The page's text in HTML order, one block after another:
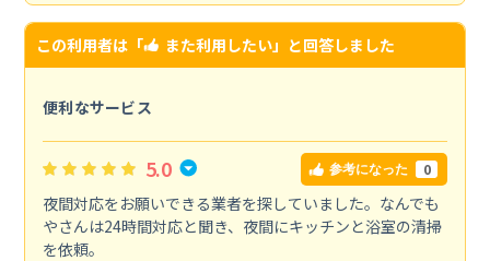
この利用者は「 また利用したい」と回答しました
便利なサービス
5.0 参考になった 0
夜間対応をお願いできる業者を探していました。なんでも
やさんは24時間対応と聞き、夜間にキッチンと浴室の清掃
を依頼。